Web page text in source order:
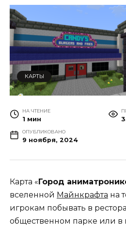
КАРТЫ
НА ЧТЕНИЕ
1 мин
ОПУБЛИКОВАНО
9 ноября, 2024
Карта «Город
вселенной Майнкрафта на
игрокам побывать в
общественном парке или